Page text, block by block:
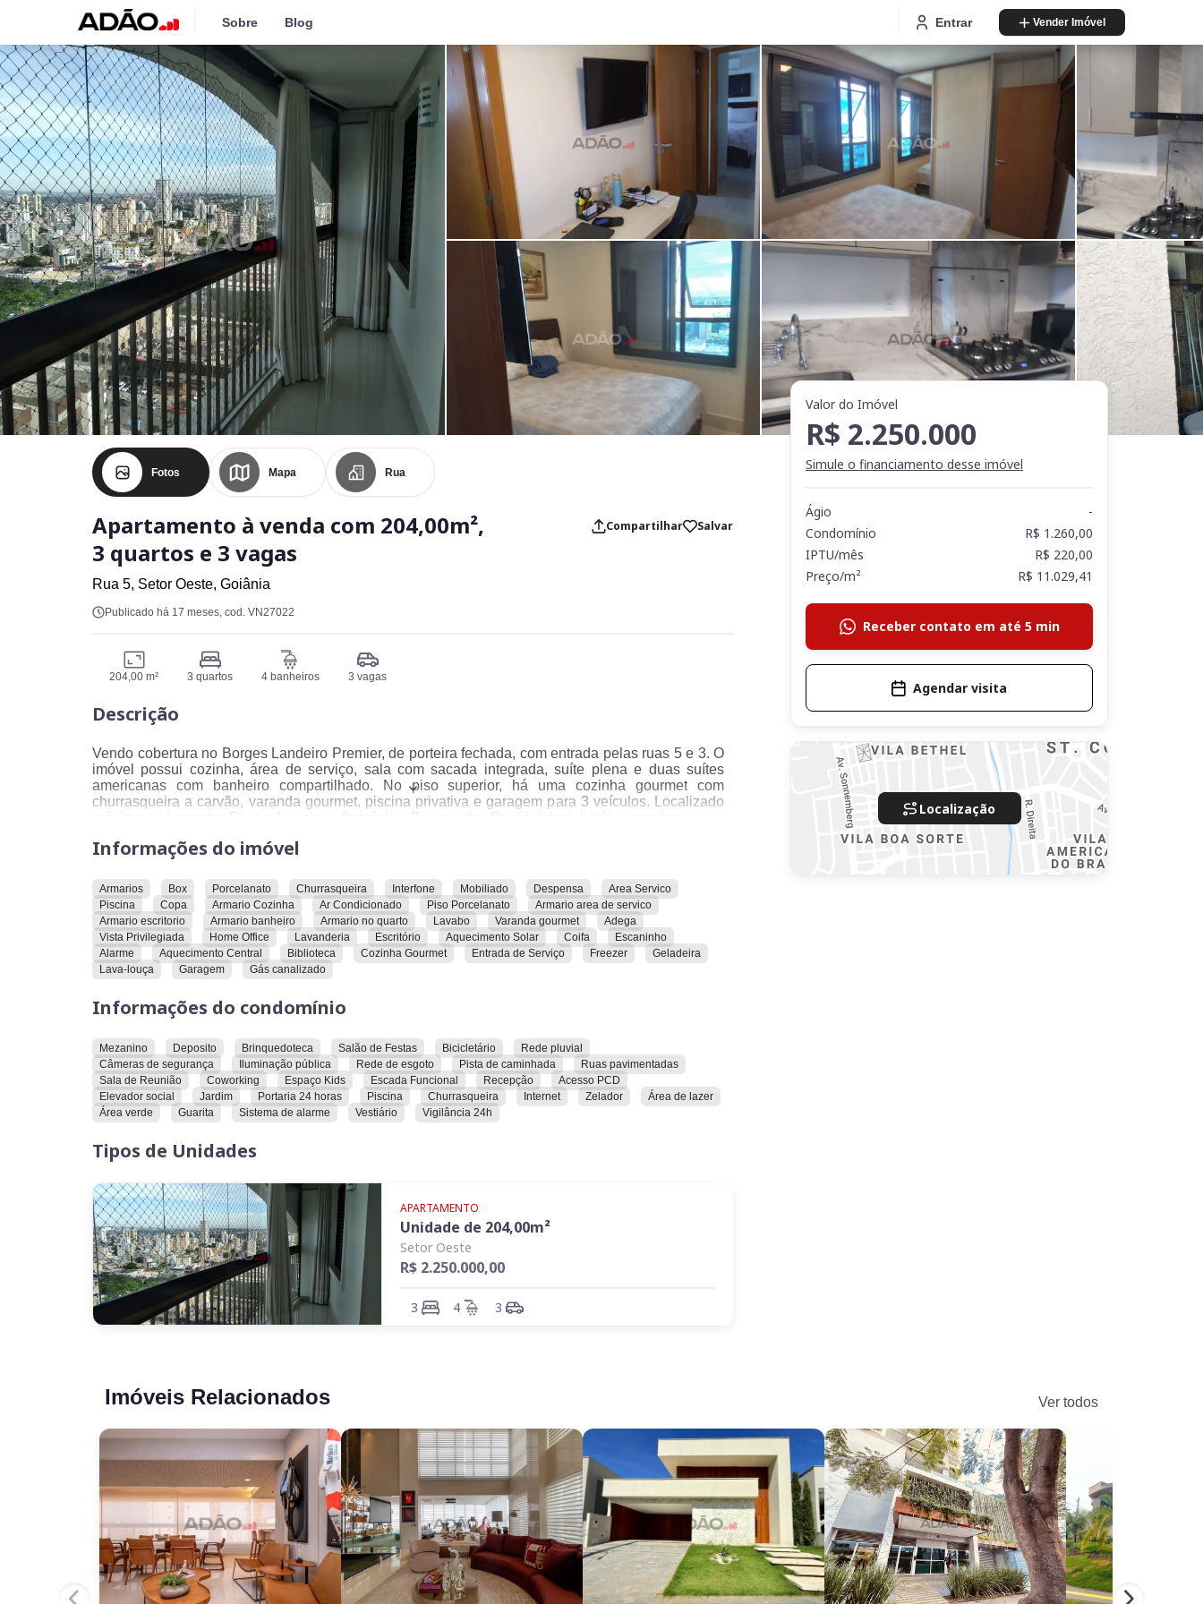
Sobre Blog Entrar Vender Imóvel
Fotos Mapa Rua
Apartamento à venda com 204,00m²,
3 quartos e 3 vagas
Compartilhar Salvar
Rua 5, Setor Oeste, Goiânia
Publicado há 17 meses, cod. VN27022
204,00 m² 3 quartos 4 banheiros 3 vagas
Descrição
Vendo cobertura no Borges Landeiro Premier, de porteira fechada, com entrada pelas ruas 5 e 3. O
imóvel possui cozinha, área de serviço, sala com sacada integrada, suíte plena e duas suítes
americanas com banheiro compartilhado. No piso superior, há uma cozinha gourmet com
churrasqueira a carvão, varanda gourmet, piscina privativa e garagem para 3 veículos. Localizado
próximo ao Lago das Rosas, hospitais, farmácias, Bosque dos Buritis, feiras, hotéis e serviços.
Informações do imóvel
Armarios Box Porcelanato Churrasqueira Interfone Mobiliado Despensa
Area Servico
Piscina
Copa Armario Cozinha Ar Condicionado Piso Porcelanato
Armario area de servico
Armario escritorio
Armario banheiro Armario no quarto Lavabo Varanda gourmet
Adega
Vista Privilegiada
Home Office Lavanderia Escritório Aquecimento Solar Coifa
Escaninho
Alarme
Aquecimento Central Biblioteca Cozinha Gourmet Entrada de Serviço Freezer
Geladeira
Lava-louça
Garagem Gás canalizado
Informações do condomínio
Mezanino Deposito Brinquedoteca Salão de Festas Bicicletário
Rede pluvial
Câmeras de segurança
Iluminação pública Rede de esgoto Pista de caminhada
Ruas pavimentadas
Sala de Reunião
Coworking Espaço Kids Escada Funcional Recepção
Acesso PCD
Elevador social
Jardim Portaria 24 horas Piscina Churrasqueira Internet Zelador
Área de lazer
Área verde
Guarita Sistema de alarme Vestiário Vigilância 24h
Tipos de Unidades
APARTAMENTO
Unidade de 204,00m²
Setor Oeste
R$ 2.250.000,00
3 4 3
Valor do Imóvel
R$ 2.250.000
Simule o financiamento desse imóvel
Ágio
-
Condomínio
R$ 1.260,00
IPTU/mês
R$ 220,00
Preço/m²
R$ 11.029,41
Receber contato em até 5 min
Agendar visita
Localização
Imóveis Relacionados Ver todos